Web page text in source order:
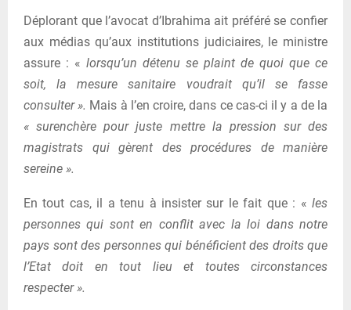
Déplorant que l’avocat d’Ibrahima ait préféré se confier
aux médias qu’aux institutions judiciaires, le ministre
assure : « lorsqu’un détenu se plaint de quoi que ce
soit, la mesure sanitaire voudrait qu’il se fasse
consulter ». Mais à l’en croire, dans ce cas-ci il y a de la
« surenchère pour juste mettre la pression sur des
magistrats qui gèrent des procédures de manière
sereine ».
En tout cas, il a tenu à insister sur le fait que : « les
personnes qui sont en conflit avec la loi dans notre
pays sont des personnes qui bénéficient des droits que
l’Etat doit en tout lieu et toutes circonstances
respecter ».